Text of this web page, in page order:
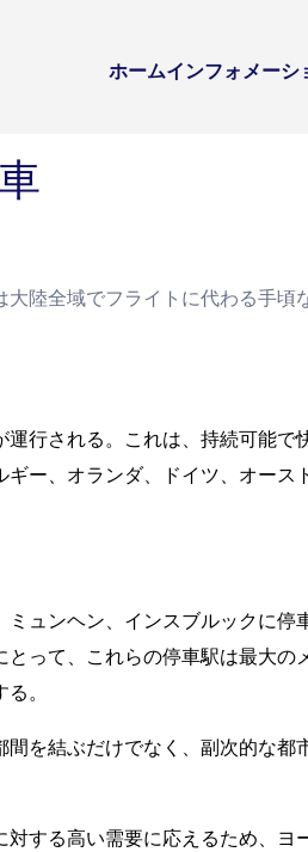
ホームインフォメーシ
陸全域でフライトに代わる手頃
行される。これは、持続可能
ギー、オランダ、ドイツ、オー
ュンヘン、インスブルックに
って、これらの停車駅は最大
。
を結ぶだけでなく、副次的な
する高い需要に応えるため、